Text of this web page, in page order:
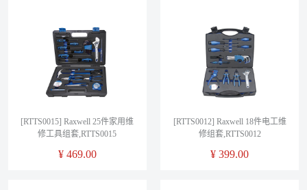
[RTTS0015] Raxwell 25件家用维
修工具组套,RTTS0015
¥ 469.00
[RTTS0012] Raxwell 18件电工维
修组套,RTTS0012
¥399.00